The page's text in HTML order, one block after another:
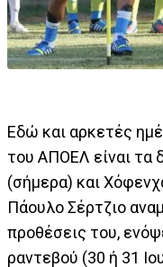
Εδώ και αρκετές
του ΑΠΟΕΛ είναι τα
(σήμερα) και
Πάουλο Σέρτζιο
προθέσεις του,
ραντεβού (30 ή 31